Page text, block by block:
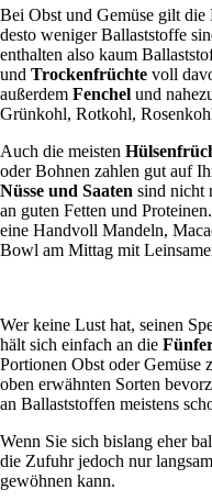
Bei Obst und Gemüse gilt die
desto weniger Ballaststoffe
enthalten also kaum
und Trockenfrüchte voll
außerdem Fenchel und
Grünkohl, Rotkohl,
Auch die meisten
oder Bohnen zahlen gut auf
Nüsse und Saaten sind nicht
an guten Fetten und
eine Handvoll Mandeln,
Bowl am Mittag mit
Wer keine Lust hat, seinen
hält sich einfach an die
Portionen Obst oder Gemüse
oben erwähnten Sorten
an Ballaststoffen meistens
Wenn Sie sich bislang eher
die Zufuhr jedoch nur
gewöhnen kann.